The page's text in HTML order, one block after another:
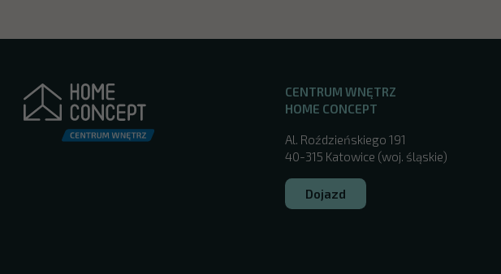
CENTRUM WNĘTRZ
HOME CONCEPT
Al. Roździeńskiego 191
40-315 Katowice (woj. śląskie)
Dojazd